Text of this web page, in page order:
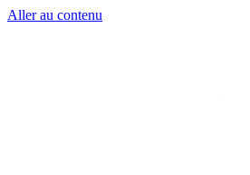
Aller au contenu